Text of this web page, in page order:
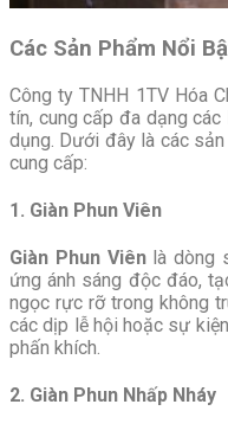
Các Sản Phẩm Nổi
Công ty TNHH 1TV Hóa
tín, cung cấp đa dạng
dụng. Dưới đây là các
cung cấp:
1. Giàn Phun Viên
Giàn Phun Viênlà dòng
ứng ánh sáng độc đáo,
ngọc rực rỡ trong không
các dịp lễ hội hoặc sự
phấn khích.
2. Giàn Phun Nhấp Nháy